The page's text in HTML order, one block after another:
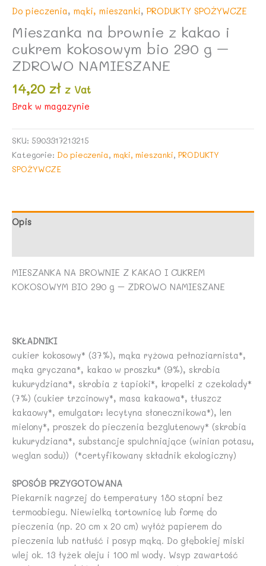
Do pieczenia, mąki, mieszanki, PRODUKTY SPOŻYWCZE
Mieszanka na brownie z kakao i
cukrem kokosowym bio 290 g –
ZDROWO NAMIESZANE
14,20 zł z Vat
Brak w magazynie
SKU: 5903317213215
Kategorie: Do pieczenia, mąki, mieszanki, PRODUKTY
SPOŻYWCZE
Opis
MIESZANKA NA BROWNIE Z KAKAO I CUKREM
KOKOSOWYM BIO 290 g – ZDROWO NAMIESZANE
SKŁADNIKI
cukier kokosowy* (37%), mąka ryżowa pełnoziarnista*,
mąka gryczana*, kakao w proszku* (9%), skrobia
kukurydziana*, skrobia z tapioki*, kropelki z czekolady*
(7%) (cukier trzcinowy*, masa kakaowa*, tłuszcz
kakaowy*, emulgator: lecytyna słonecznikowa*), len
mielony*, proszek do pieczenia bezglutenowy* (skrobia
kukurydziana*, substancje spulchniające (winian potasu,
węglan sodu)) (*certyfikowany składnik ekologiczny)
SPOSÓB PRZYGOTOWANA
Piekarnik nagrzej do temperatury 180 stopni bez
termoobiegu. Niewielką tortownicę lub formę do
pieczenia (np. 20 cm x 20 cm) wyłóż papierem do
pieczenia lub natłuść i posyp mąką. Do głębokiej miski
wlej ok. 13 łyżek oleju i 100 ml wody. Wsyp zawartość